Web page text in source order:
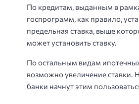
По кредитам, выданным в
госпрограмм, как правило,
предельная ставка, выше
может установить ставку.
По остальным видам
возможно увеличение ставки.
банки начнут этим